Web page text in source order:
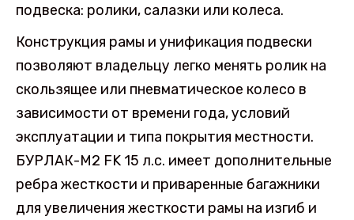
подвеска: ролики, салазки или колеса.
Конструкция рамы и унификация подвески
позволяют владельцу легко менять ролик на
скользящее или пневматическое колесо в
зависимости от времени года, условий
эксплуатации и типа покрытия местности.
БУРЛАК-М2 FK 15 л.с. имеет дополнительные
ребра жесткости и приваренные багажники
для увеличения жесткости рамы на изгиб и